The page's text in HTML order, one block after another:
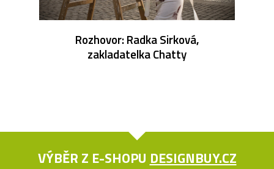
Rozhovor: Radka Sirková,
zakladatelka Chatty
VÝBĚR Z E-SHOPU DESIGNBUY.CZ